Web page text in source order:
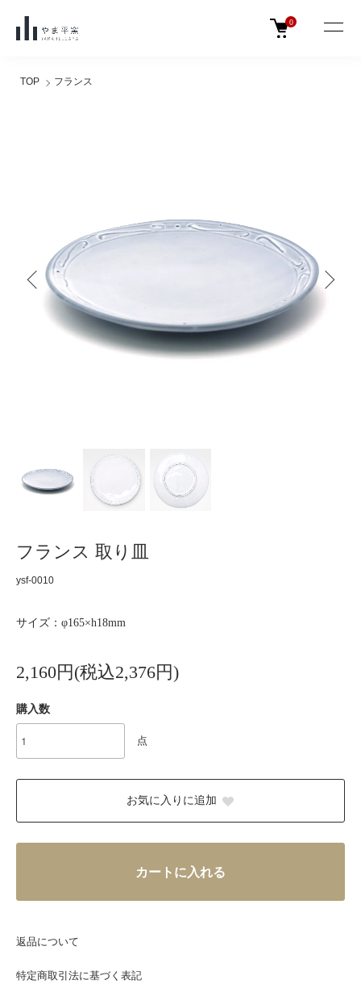
0
TOP フランス
フランス 取り皿
ysf-0010
サイズ：φ165×h18mm
2,160円(税込2,376円)
購入数
点
お気に入りに追加
カートに入れる
返品について
特定商取引法に基づく表記